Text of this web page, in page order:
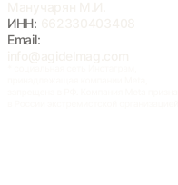
ИНН:
Email: